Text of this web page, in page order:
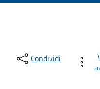
Condividi